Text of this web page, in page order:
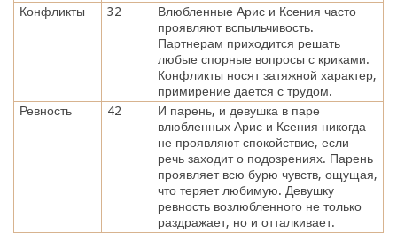
Конфликты
32
Влюбленные Арис и Ксения часто
проявляют вспыльчивость.
Партнерам приходится решать
любые спорные вопросы с криками.
Конфликты носят затяжной характер,
примирение дается с трудом.
Ревность
42
И парень, и девушка в паре
влюбленных Арис и Ксения никогда
не проявляют спокойствие, если
речь заходит о подозрениях. Парень
проявляет всю бурю чувств, ощущая,
что теряет любимую. Девушку
ревность возлюбленного не только
раздражает, но и отталкивает.